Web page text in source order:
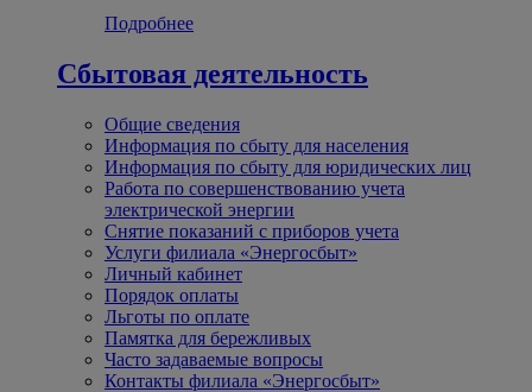
Подробнее
Сбытовая деятельность
Общие сведения
Информация по сбыту для населения
Информация по сбыту для юридических лиц
Работа по совершенствованию учета
электрической энергии
Снятие показаний с приборов учета
Услуги филиала «Энергосбыт»
Личный кабинет
Порядок оплаты
Льготы по оплате
Памятка для бережливых
Часто задаваемые вопросы
Контакты филиала «Энергосбыт»